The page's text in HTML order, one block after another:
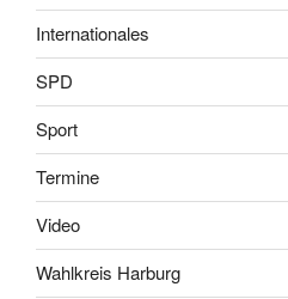
Internationales
SPD
Sport
Termine
Video
Wahlkreis Harburg